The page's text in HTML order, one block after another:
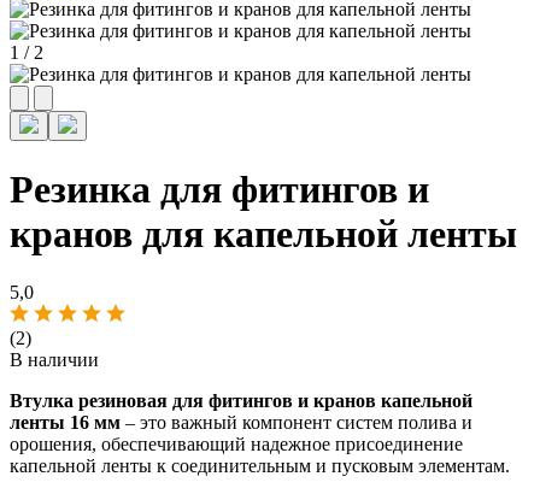
1 / 2
Резинка для фитингов и
кранов для капельной ленты
5,0
(2)
В наличии
Втулка резиновая для фитингов и кранов капельной
ленты 16 мм – это важный компонент систем полива и
орошения, обеспечивающий надежное присоединение
капельной ленты к соединительным и пусковым элементам.